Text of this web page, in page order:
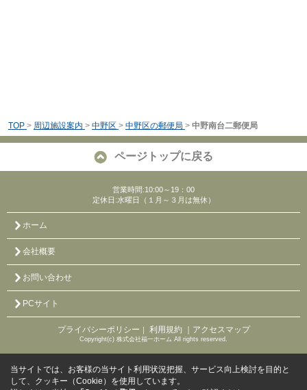
TOP > 周辺施設案内 > 中野区 > 中野区の郵便局 > 中野南台二郵便局
ページトップに戻る
営業時間:10:00～19：00
定休日:水曜日（１月～３月は無休）
ホーム
会社概要
お問い合わせ
PCサイト
プライバシーポリシー ｜ 利用規約 ｜アクセスマップ
Copyright(c) 株式会社福一ホーム All rights reserved.
当サイトでは、お客様の当サイト利用状況把握、サービス向上検討を目的と
して、クッキー（Cookie）を使用しています。